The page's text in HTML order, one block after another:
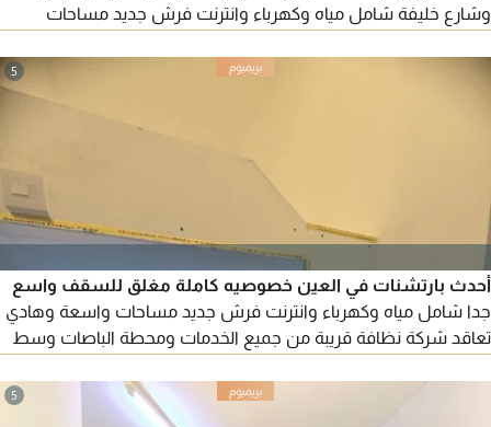
وشارع خليفة شامل مياه وكهرباء وانترنت فرش جديد مساحات
الباصات للتواصل
5
أحدث بارتشنات في العين خصوصيه كاملة مغلق للسقف واسع
جدا شامل مياه وكهرباء وانترنت فرش جديد مساحات واسعة وهادي
تعاقد شركة نظافة قريبة من جميع الخدمات ومحطة الباصات وسط
5